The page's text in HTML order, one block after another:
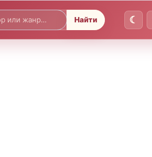
Найти